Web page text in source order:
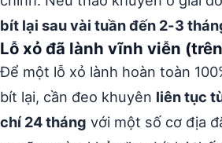
bít lại sau vài tuần đến 2-3
Lỗ xỏ đã lành vĩnh viễn
Để một lỗ xỏ lành hoàn toàn
bít lại, cần đeo khuyên liên tục
chí 24 tháng với một số cơ địa